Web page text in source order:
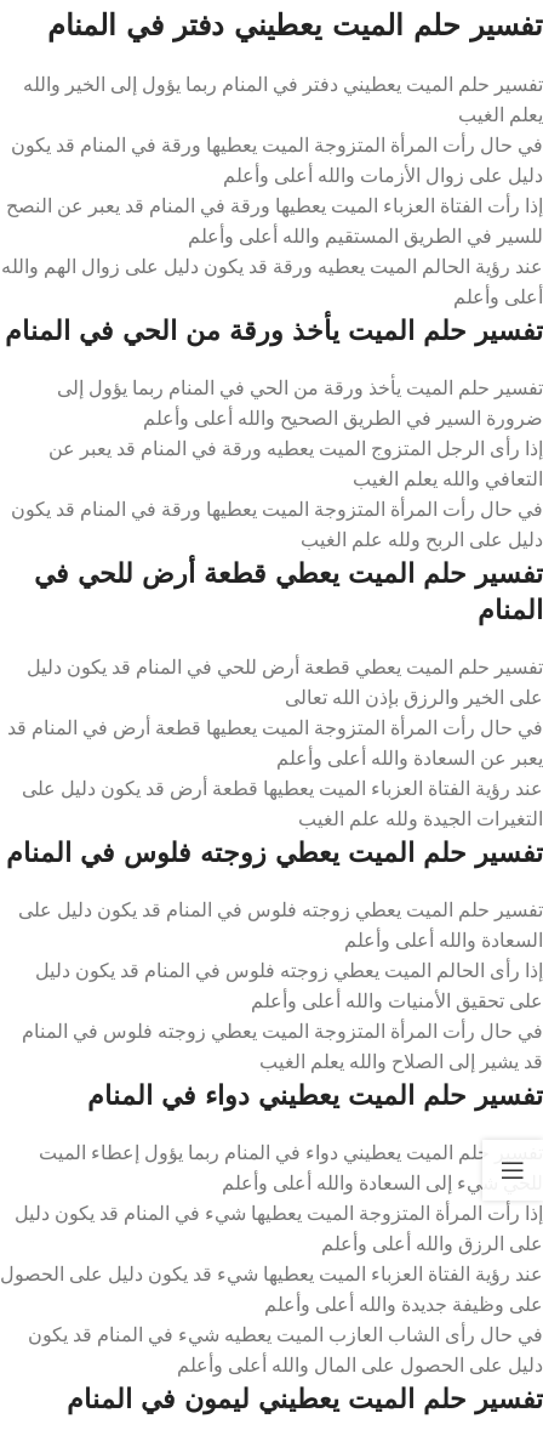
تفسير حلم الميت يعطيني دفتر في المنام
تفسير حلم الميت يعطيني دفتر في المنام ربما يؤول إلى الخير والله
يعلم الغيب
في حال رأت المرأة المتزوجة الميت يعطيها ورقة في المنام قد يكون
دليل على زوال الأزمات والله أعلى وأعلم
إذا رأت الفتاة العزباء الميت يعطيها ورقة في المنام قد يعبر عن النصح
للسير في الطريق المستقيم والله أعلى وأعلم
عند رؤية الحالم الميت يعطيه ورقة قد يكون دليل على زوال الهم والله
أعلى وأعلم
تفسير حلم الميت يأخذ ورقة من الحي في المنام
تفسير حلم الميت يأخذ ورقة من الحي في المنام ربما يؤول إلى
ضرورة السير في الطريق الصحيح والله أعلى وأعلم
إذا رأى الرجل المتزوج الميت يعطيه ورقة في المنام قد يعبر عن
التعافي والله يعلم الغيب
في حال رأت المرأة المتزوجة الميت يعطيها ورقة في المنام قد يكون
دليل على الربح ولله علم الغيب
تفسير حلم الميت يعطي قطعة أرض للحي في
المنام
تفسير حلم الميت يعطي قطعة أرض للحي في المنام قد يكون دليل
على الخير والرزق بإذن الله تعالى
في حال رأت المرأة المتزوجة الميت يعطيها قطعة أرض في المنام قد
يعبر عن السعادة والله أعلى وأعلم
عند رؤية الفتاة العزباء الميت يعطيها قطعة أرض قد يكون دليل على
التغيرات الجيدة ولله علم الغيب
تفسير حلم الميت يعطي زوجته فلوس في المنام
تفسير حلم الميت يعطي زوجته فلوس في المنام قد يكون دليل على
السعادة والله أعلى وأعلم
إذا رأى الحالم الميت يعطي زوجته فلوس في المنام قد يكون دليل
على تحقيق الأمنيات والله أعلى وأعلم
في حال رأت المرأة المتزوجة الميت يعطي زوجته فلوس في المنام
قد يشير إلى الصلاح والله يعلم الغيب
تفسير حلم الميت يعطيني دواء في المنام
تفسير حلم الميت يعطيني دواء في المنام ربما يؤول إعطاء الميت
للحي شيء إلى السعادة والله أعلى وأعلم
إذا رأت المرأة المتزوجة الميت يعطيها شيء في المنام قد يكون دليل
على الرزق والله أعلى وأعلم
عند رؤية الفتاة العزباء الميت يعطيها شيء قد يكون دليل على الحصول
على وظيفة جديدة والله أعلى وأعلم
في حال رأى الشاب العازب الميت يعطيه شيء في المنام قد يكون
دليل على الحصول على المال والله أعلى وأعلم
تفسير حلم الميت يعطيني ليمون في المنام